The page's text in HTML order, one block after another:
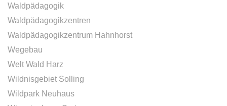
Waldpädagogik
Waldpädagogikzentren
Waldpädagogikzentrum Hahnhorst
Wegebau
Welt Wald Harz
Wildnisgebiet Solling
Wildpark Neuhaus